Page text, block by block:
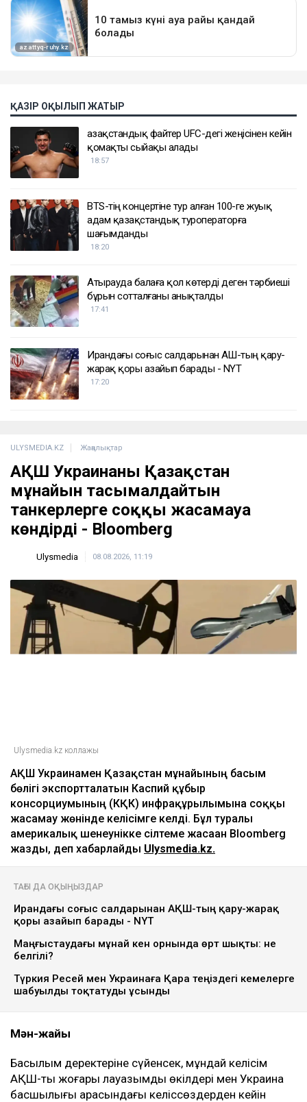
ҚАЗІР ОҚЫЛЫП ЖАТЫР
Қазақстандық файтер UFC-дегі жеңісінен кейін
қомақты сыйақы алады
18:57
BTS-тің концертіне тур алған 100-ге жуық
адам қазақстандық туроператорға
шағымданды
18:20
Атырауда балаға қол көтерді деген тәрбиеші
бұрын сотталғаны анықталды
17:41
Ирандағы соғыс салдарынан АҚШ-тың қару-
жарақ қоры азайып барады - NYT
17:20
ULYSMEDIA.KZ Жаңалықтар
АҚШ Украинаны Қазақстан
мұнайын тасымалдайтын
танкерлерге соққы жасамауға
көндірді - Bloomberg
Ulysmedia 08.08.2026, 11:19
Ulysmedia.kz коллажы
АҚШ Украинамен Қазақстан мұнайының басым
бөлігі экспортталатын Каспий құбыр
консорциумының (КҚК) инфрақұрылымына соққы
жасамау жөнінде келісімге келді. Бұл туралы
америкалық шенеунікке сілтеме жасаған Bloomberg
жазды, деп хабарлайды Ulysmedia.kz.
ТАҒЫ ДА ОҚЫҢЫЗДАР
Ирандағы соғыс салдарынан АҚШ-тың қару-жарақ
қоры азайып барады - NYT
Маңғыстаудағы мұнай кен орнында өрт шықты: не
белгілі?
Түркия Ресей мен Украинаға Қара теңіздегі кемелерге
шабуылды тоқтатуды ұсынды
Мән-жайы
Басылым деректеріне сүйенсек, мұндай келісім
АҚШ-тың жоғары лауазымды өкілдері мен Украина
басшылығы арасындағы келіссөздерден кейін